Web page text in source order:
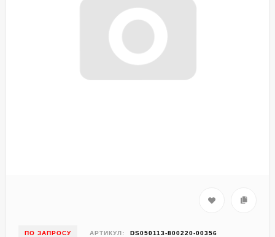
ПО ЗАПРОСУ АРТИКУЛ: DS050113-800220-00356